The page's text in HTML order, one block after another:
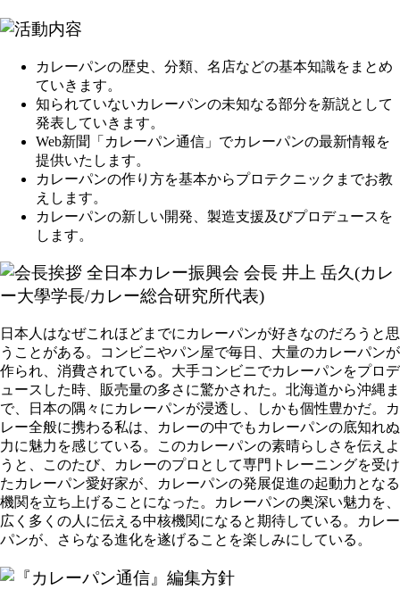
カレーパンの歴史、分類、名店などの基本知識をまとめ
ていきます。
知られていないカレーパンの未知なる部分を新説として
発表していきます。
Web新聞「カレーパン通信」でカレーパンの最新情報を
提供いたします。
カレーパンの作り方を基本からプロテクニックまでお教
えします。
カレーパンの新しい開発、製造支援及びプロデュースを
します。
日本人はなぜこれほどまでにカレーパンが好きなのだろうと思
うことがある。コンビニやパン屋で毎日、大量のカレーパンが
作られ、消費されている。大手コンビニでカレーパンをプロデ
ュースした時、販売量の多さに驚かされた。北海道から沖縄ま
で、日本の隅々にカレーパンが浸透し、しかも個性豊かだ。カ
レー全般に携わる私は、カレーの中でもカレーパンの底知れぬ
力に魅力を感じている。このカレーパンの素晴らしさを伝えよ
うと、このたび、カレーのプロとして専門トレーニングを受け
たカレーパン愛好家が、カレーパンの発展促進の起動力となる
機関を立ち上げることになった。カレーパンの奥深い魅力を、
広く多くの人に伝える中核機関になると期待している。カレー
パンが、さらなる進化を遂げることを楽しみにしている。